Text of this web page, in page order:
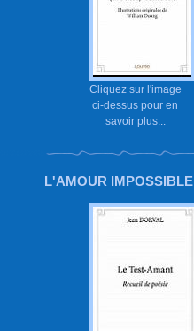
Cliquez sur l'image
ci-dessus pour en
savoir plus...
L'AMOUR IMPOSSIBLE